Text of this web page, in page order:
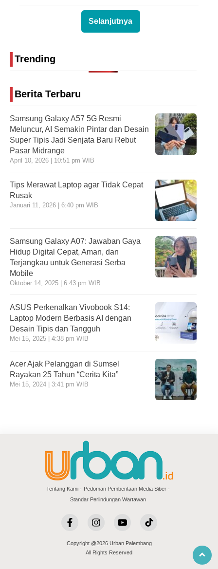
Selanjutnya
Trending
Berita Terbaru
Samsung Galaxy A57 5G Resmi
Meluncur, AI Semakin Pintar dan Desain
Super Tipis Jadi Senjata Baru Rebut
Pasar Midrange
April 10, 2026 | 10:51 pm WIB
Tips Merawat Laptop agar Tidak Cepat
Rusak
Januari 11, 2026 | 6:40 pm WIB
Samsung Galaxy A07: Jawaban Gaya
Hidup Digital Cepat, Aman, dan
Terjangkau untuk Generasi Serba
Mobile
Oktober 14, 2025 | 6:43 pm WIB
ASUS Perkenalkan Vivobook S14:
Laptop Modern Berbasis AI dengan
Desain Tipis dan Tangguh
Mei 15, 2025 | 4:38 pm WIB
Acer Ajak Pelanggan di Sumsel
Rayakan 25 Tahun “Cerita Kita”
Mei 15, 2024 | 3:41 pm WIB
Tentang Kami
Pedoman Pemberitaan Media Siber
Standar Perlindungan Wartawan
Copyright @2026 Urban Palembang
All Rights Reserved